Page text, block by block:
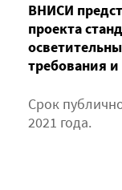
ВНИСИ
проекта
требования
Срок
2021 года.